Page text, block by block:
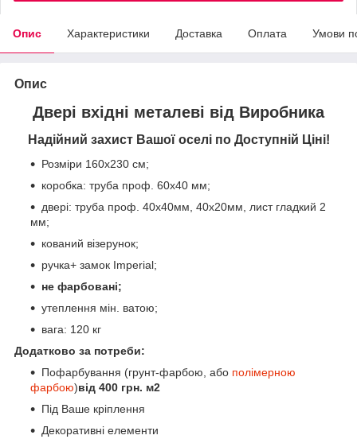
Опис Характеристики Доставка Оплата Умови
Опис
Двері вхідні металеві від Виробника
Надійний захист Вашої оселі по Доступній Ціні!
Розміри 160х230 см;
коробка: труба проф. 60х40 мм;
двері: труба проф. 40х40мм, 40х20мм, лист гладкий 2
мм;
кований візерунок;
ручка+ замок Imperial;
не фарбовані;
утеплення мін. ватою;
вага: 120 кг
Додатково за потреби:
Пофарбування (грунт-фарбою, або полімерною
фарбою)від 400 грн. м2
Під Ваше кріплення
Декоративні елементи